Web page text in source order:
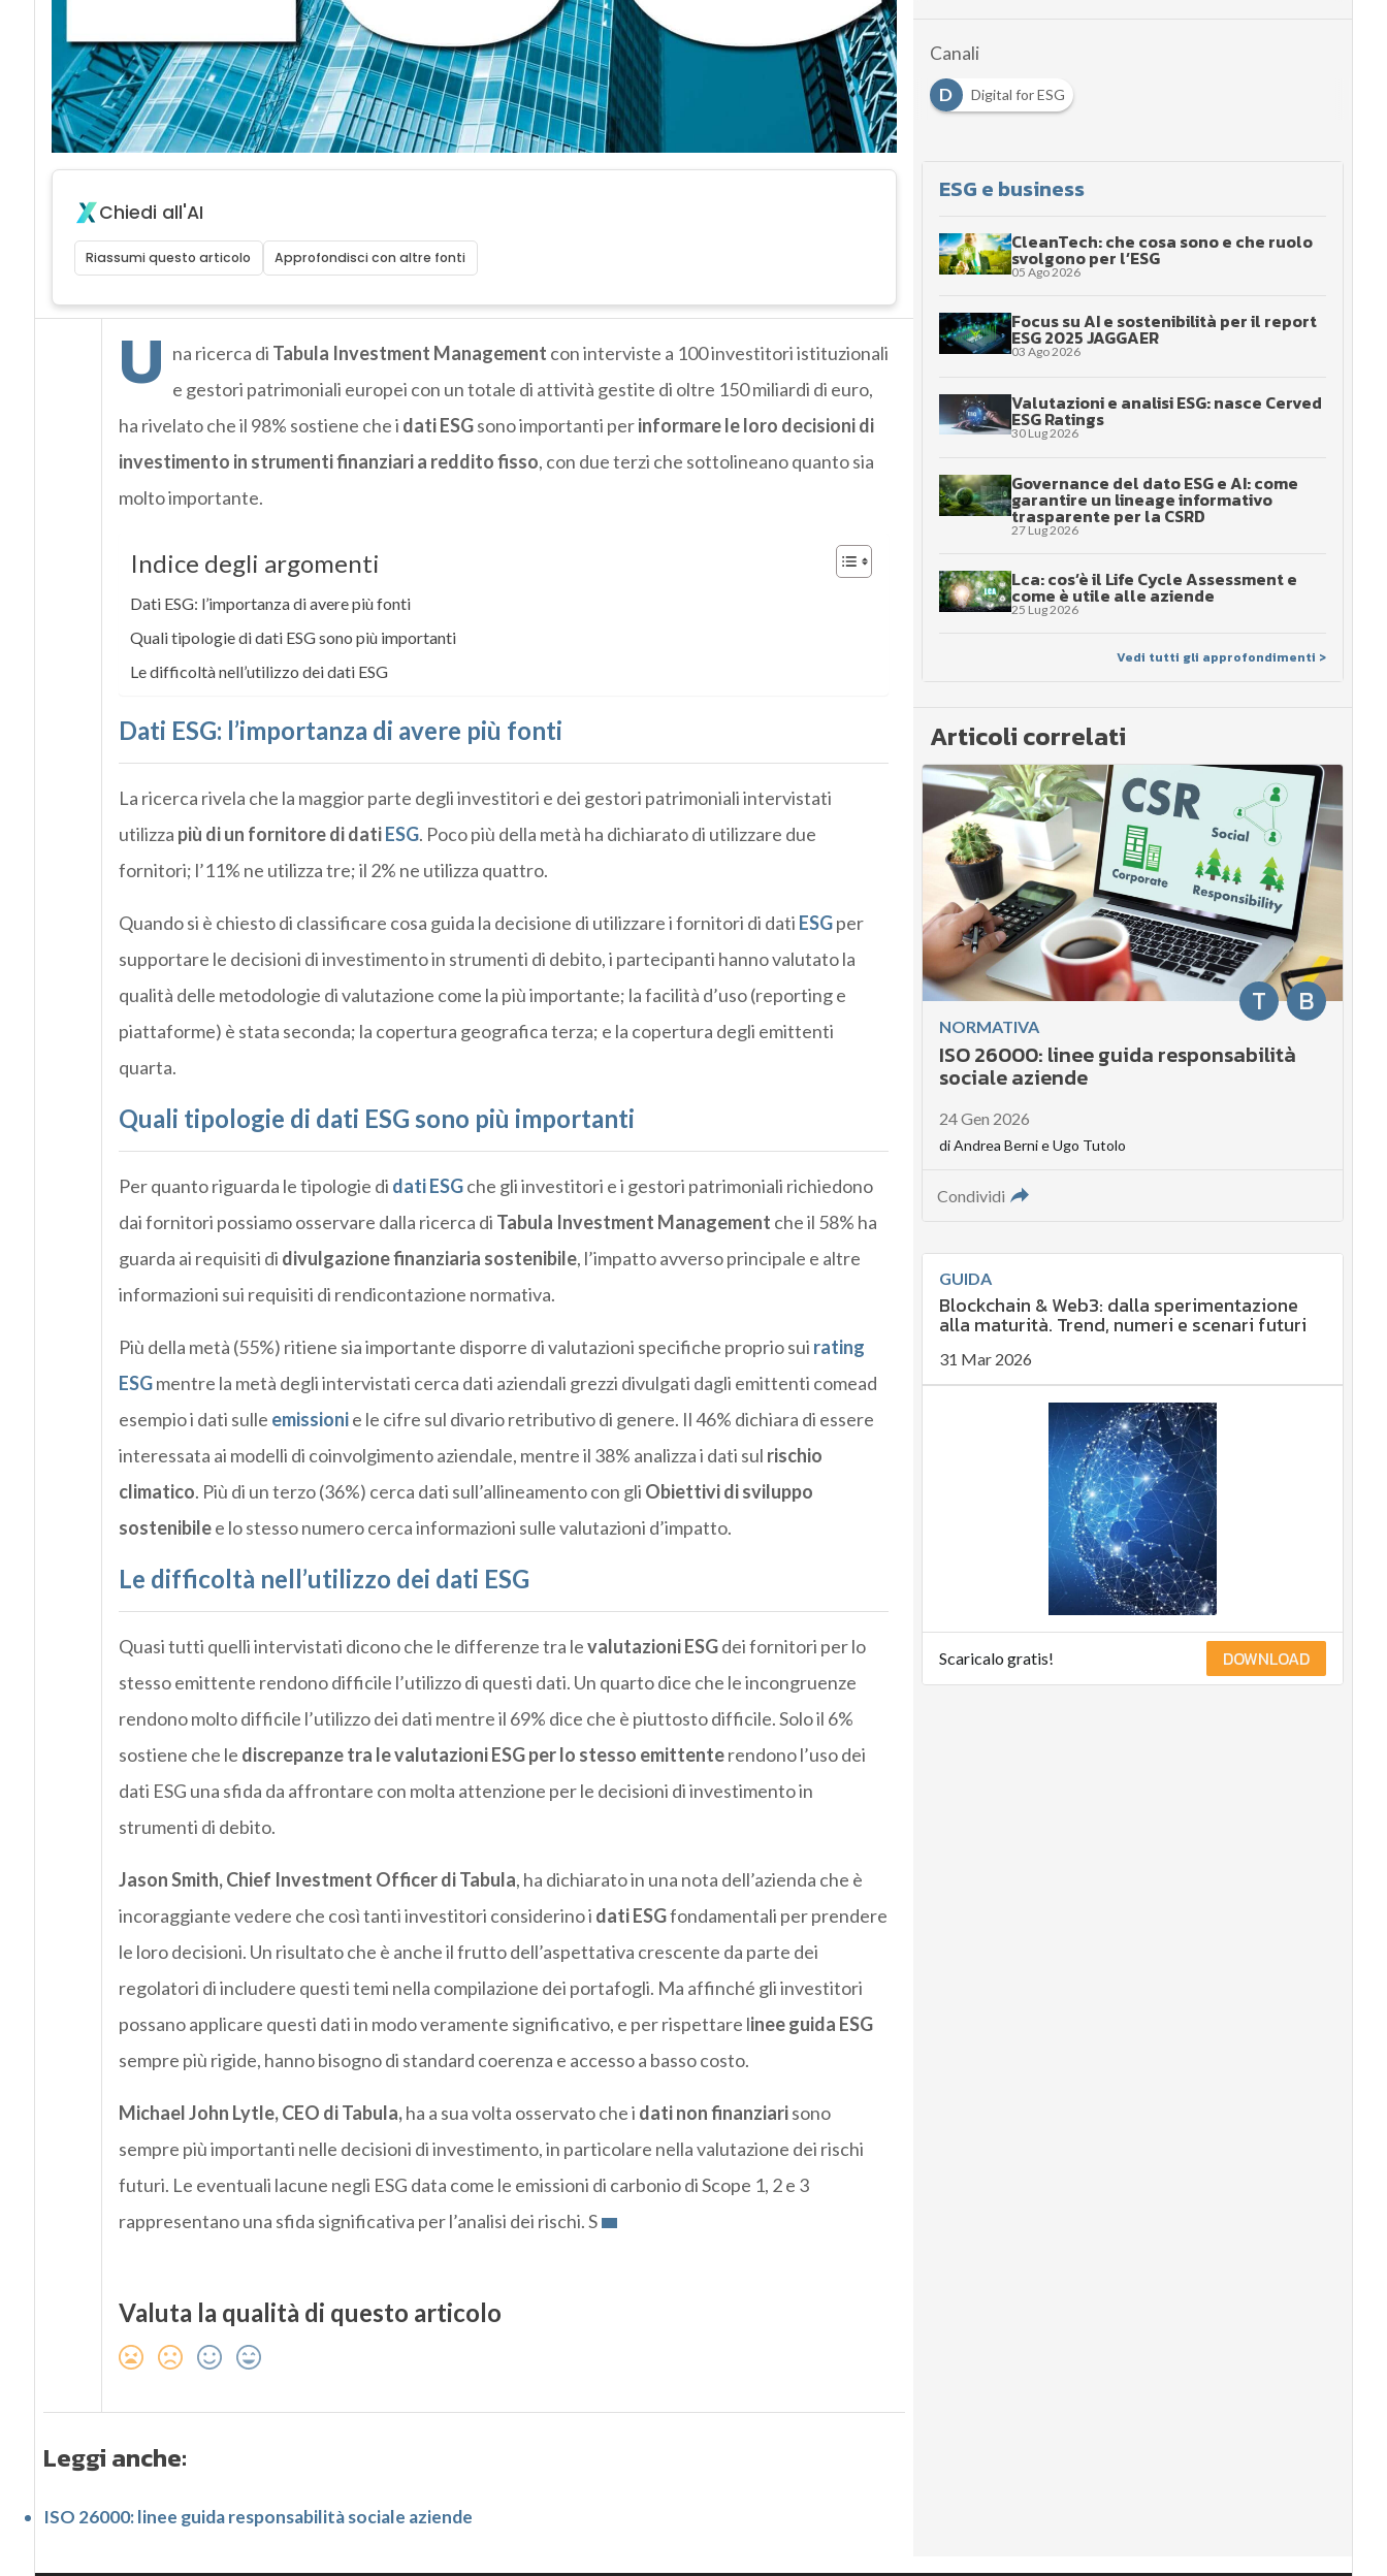
Chiedi all'AI
Riassumi questo articolo Approfondisci con altre fonti
U na ricerca di Tabula Investment Management con interviste a 100 investitori istituzionali
e gestori patrimoniali europei con un totale di attività gestite di oltre 150 miliardi di euro,
ha rivelato che il 98% sostiene che i dati ESGsono importanti perinformare le loro decisioni di
investimento in strumenti finanziari a reddito fisso, con due terzi che sottolineano quanto sia
molto importante.
Indice degli argomenti
Dati ESG: l’importanza di avere più fonti
Quali tipologie di dati ESG sono più importanti
Le difficoltà nell’utilizzo dei dati ESG
Dati ESG: l’importanza di avere più fonti
La ricerca rivela che la maggior parte degli investitori e dei gestori patrimoniali intervistati
utilizza più di un fornitore di dati ESG. Poco più della metà ha dichiarato di utilizzare due
fornitori; l’11% ne utilizza tre; il 2% ne utilizza quattro.
Quando si è chiesto di classificare cosa guida la decisione di utilizzare i fornitori di dati ESGper
supportare le decisioni di investimento in strumenti di debito, i partecipanti hanno valutato la
qualità delle metodologie di valutazione come la più importante; la facilità d’uso (reporting e
piattaforme) è stata seconda; la copertura geografica terza; e la copertura degli emittenti
quarta.
Quali tipologie di dati ESG sono più importanti
Per quanto riguarda le tipologie di dati ESGche gli investitori e i gestori patrimoniali richiedono
dai fornitori possiamo osservare dalla ricerca di Tabula Investment Management che il 58% ha
guarda ai requisiti di divulgazione finanziaria sostenibile, l’impatto avverso principale e altre
informazioni sui requisiti di rendicontazione normativa.
Più della metà (55%) ritiene sia importante disporre di valutazioni specifiche proprio sui rating
ESGmentre la metà degli intervistati cerca dati aziendali grezzi divulgati dagli emittenti comead
esempio i dati sulle emissionie le cifre sul divario retributivo di genere. Il 46% dichiara di essere
interessata ai modelli di coinvolgimento aziendale, mentre il 38% analizza i dati sul rischio
climatico. Più di un terzo (36%) cerca dati sull’allineamento con gli Obiettivi di sviluppo
sostenibilee lo stesso numero cerca informazioni sulle valutazioni d’impatto.
Le difficoltà nell’utilizzo dei dati ESG
Quasi tutti quelli intervistati dicono che le differenze tra levalutazioni ESGdei fornitori per lo
stesso emittente rendono difficile l’utilizzo di questi dati. Un quarto dice che le incongruenze
rendono molto difficile l’utilizzo dei dati mentre il 69% dice che è piuttosto difficile. Solo il 6%
sostiene che le discrepanze tra le valutazioni ESG per lo stesso emittenterendono l’uso dei
dati ESG una sfida da affrontare con molta attenzione per le decisioni di investimento in
strumenti di debito.
Jason Smith, Chief Investment Officer di Tabula, ha dichiarato in una nota dell’azienda che è
incoraggiante vedere che così tanti investitori considerino i dati ESGfondamentali per prendere
le loro decisioni. Un risultato che è anche il frutto dell’aspettativa crescente da parte dei
regolatori di includere questi temi nella compilazione dei portafogli. Ma affinché gli investitori
possano applicare questi dati in modo veramente significativo, e per rispettare linee guida ESG
sempre più rigide, hanno bisogno di standard coerenza e accesso a basso costo.
Michael John Lytle, CEO di Tabula,ha a sua volta osservato che i dati non finanziarisono
sempre più importanti nelle decisioni di investimento, in particolare nella valutazione dei rischi
futuri. Le eventuali lacune negli ESG data come le emissioni di carbonio di Scope 1, 2 e 3
rappresentano una sfida significativa per l’analisi dei rischi. S
Valuta la qualità di questo articolo
Leggi anche:
ISO 26000: linee guida responsabilità sociale aziende
Canali
D
Digital for ESG
ESG e business
CleanTech: che cosa sono e che ruolo
svolgono per l’ESG
05 Ago 2026
Focus su AI e sostenibilità per il report
ESG 2025 JAGGAER
03 Ago 2026
Valutazioni e analisi ESG: nasce Cerved
ESG Ratings
30 Lug 2026
Governance del dato ESG e AI: come
garantire un lineage informativo
trasparente per la CSRD
27 Lug 2026
Lca: cos’è il Life Cycle Assessment e
come è utile alle aziende
25 Lug 2026
Vedi tutti gli approfondimenti >
Articoli correlati
B
T
NORMATIVA
ISO 26000: linee guida responsabilità
sociale aziende
24 Gen 2026
diAndrea BernieUgo Tutolo
Condividi
GUIDA
Blockchain & Web3: dalla sperimentazione
alla maturità. Trend, numeri e scenari futuri
31 Mar 2026
Scaricalo gratis! DOWNLOAD